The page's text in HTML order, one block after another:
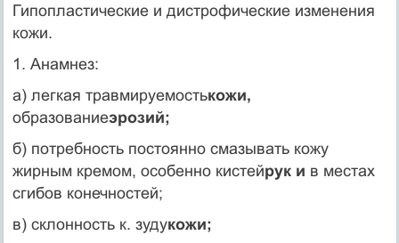
Гипопластические и дистрофические из­менения
кожи.
1. Анамнез:
а) легкая травмируемостькожи,
образованиеэрозий;
б) потребность постоянно смазывать кожу
жирным кре­мом, особенно кистейрук и в местах
сгибов конеч­ностей;
в) склонность к. зудукожи;